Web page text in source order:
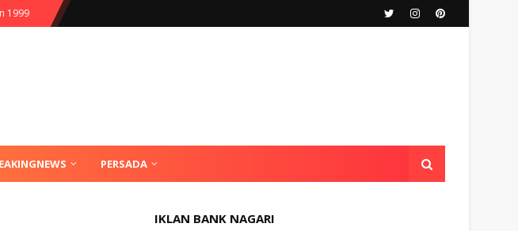
1999
PERSADA
IKLAN BANK NAGARI